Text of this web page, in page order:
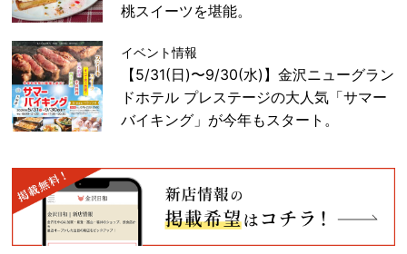
桃スイーツを堪能。
イベント情報
【5/31(日)〜9/30(水)】金沢ニューグラン
ドホテル プレステージの大人気「サマー
バイキング」が今年もスタート。